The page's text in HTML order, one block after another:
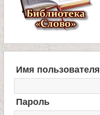
Д
Имя пользователя
Пароль